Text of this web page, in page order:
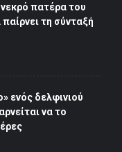
πατέρα του
τη σύνταξή
ενός δελφινιού
να το